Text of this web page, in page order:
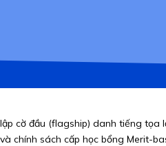
cờ đầu (flagship) danh tiếng
chính sách cấp học bổng Merit-